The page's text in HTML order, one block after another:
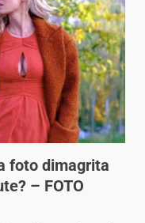
foto dimagrita
– FOTO